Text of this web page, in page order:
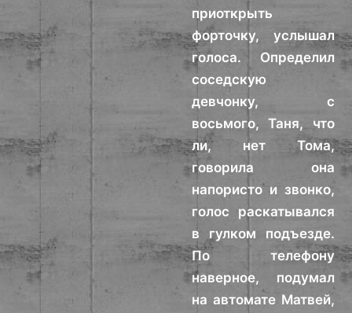
приоткрыть
форточку, услышал
голоса. Определил
соседскую
девчонку, с
восьмого, Таня, что
ли, нет Тома,
говорила она
напористо и звонко,
голос раскатывался
в гулком подъезде.
По телефону
наверное, подумал
на автомате Матвей,